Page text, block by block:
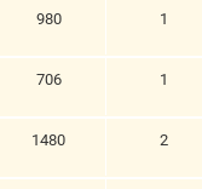
1
980
1
706
2
1480